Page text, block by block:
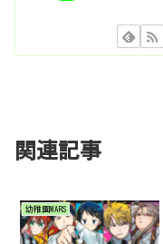
関連記事
幼稚園WARS